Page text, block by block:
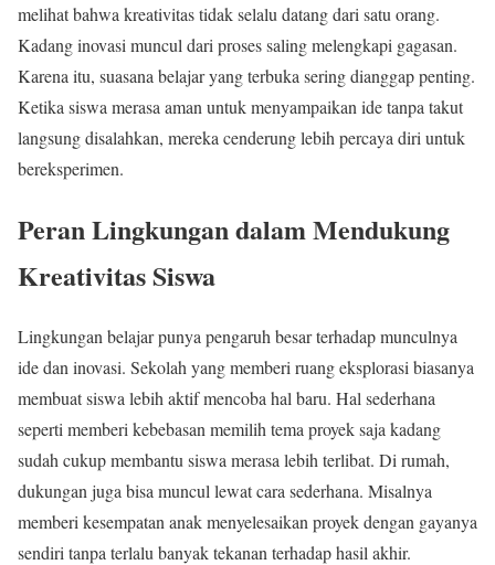
melihat bahwa kreativitas tidak selalu datang dari satu orang.
Kadang inovasi muncul dari proses saling melengkapi gagasan.
Karena itu, suasana belajar yang terbuka sering dianggap penting.
Ketika siswa merasa aman untuk menyampaikan ide tanpa takut
langsung disalahkan, mereka cenderung lebih percaya diri untuk
bereksperimen.
Peran Lingkungan dalam Mendukung
Kreativitas Siswa
Lingkungan belajar punya pengaruh besar terhadap munculnya
ide dan inovasi. Sekolah yang memberi ruang eksplorasi biasanya
membuat siswa lebih aktif mencoba hal baru. Hal sederhana
seperti memberi kebebasan memilih tema proyek saja kadang
sudah cukup membantu siswa merasa lebih terlibat. Di rumah,
dukungan juga bisa muncul lewat cara sederhana. Misalnya
memberi kesempatan anak menyelesaikan proyek dengan gayanya
sendiri tanpa terlalu banyak tekanan terhadap hasil akhir.